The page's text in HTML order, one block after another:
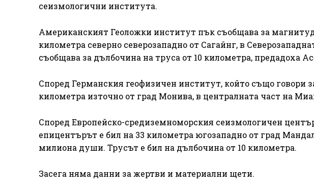
сеизмологични института.
Американският Геоложки институт пък съобщава за
километра северно северозападно от Сагайнг, в
съобщава за дълбочина на труса от 10 километра, предадоха
Според Германския геофизичен институт, който също говори
километра източно от град Монива, в централната част на
Според Европейско-средиземноморския сеизмологичен
епицентърът е бил на 33 километра югозападно от град
милиона души. Трусът е бил на дълбочина от 10 километра.
Засега няма данни за жертви и материални щети.